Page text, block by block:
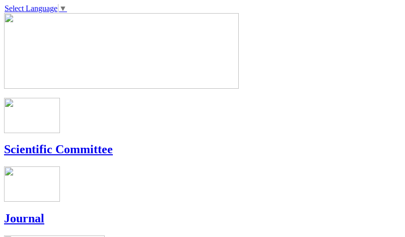
Select Language ▼
Scientific Committee
Journal